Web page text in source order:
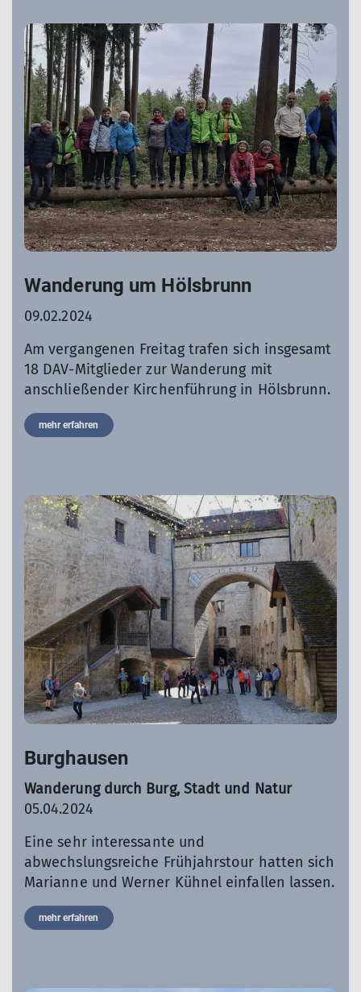
Wanderung um Hölsbrunn
09.02.2024
Am vergangenen Freitag trafen sich insgesamt
18 DAV-Mitglieder zur Wanderung mit
anschließender Kirchenführung in Hölsbrunn.
mehr erfahren
Burghausen
Wanderung durch Burg, Stadt und Natur
05.04.2024
Eine sehr interessante und
abwechslungsreiche Frühjahrstour hatten sich
Marianne und Werner Kühnel einfallen lassen.
mehr erfahren